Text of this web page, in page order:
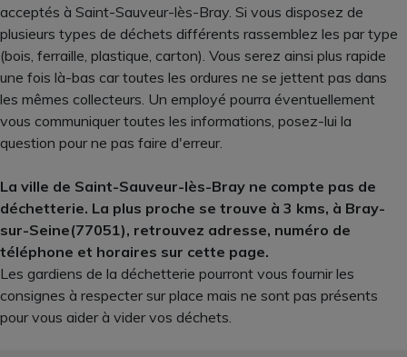
acceptés à Saint-Sauveur-lès-Bray. Si vous disposez de
plusieurs types de déchets différents rassemblez les par type
(bois, ferraille, plastique, carton). Vous serez ainsi plus rapide
une fois là-bas car toutes les ordures ne se jettent pas dans
les mêmes collecteurs. Un employé pourra éventuellement
vous communiquer toutes les informations, posez-lui la
question pour ne pas faire d'erreur.
La ville de Saint-Sauveur-lès-Bray ne compte pas de
déchetterie. La plus proche se trouve à 3 kms, à Bray-
sur-Seine(77051), retrouvez adresse, numéro de
téléphone et horaires sur cette page.
Les gardiens de la déchetterie pourront vous fournir les
consignes à respecter sur place mais ne sont pas présents
pour vous aider à vider vos déchets.